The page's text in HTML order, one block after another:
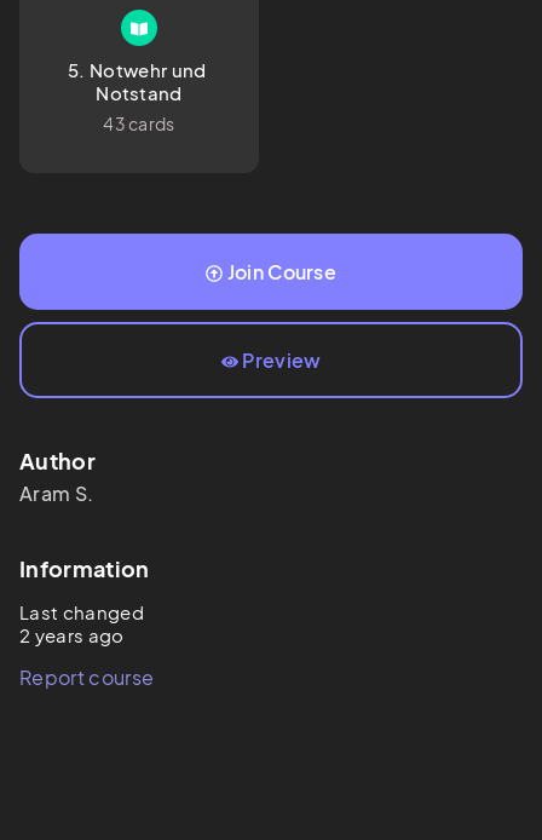
5. Notwehr und
Notstand
43 cards
Join Course
Preview
Author
Aram S.
Information
Last changed
2 years ago
Report course